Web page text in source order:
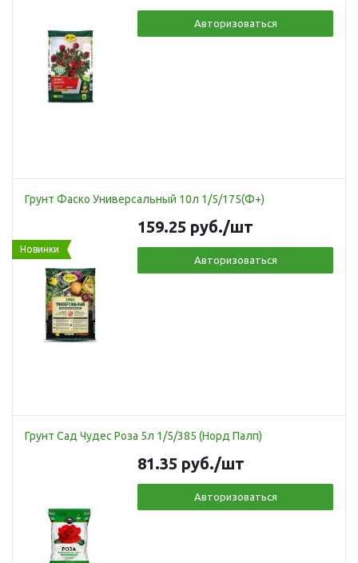
Авторизоваться
Грунт Фаско Универсальный 10л 1/5/175(Ф+)
Новинки
159.25 руб./шт
Авторизоваться
Грунт Сад Чудес Роза 5л 1/5/385 (Норд Палп)
81.35 руб./шт
Авторизоваться